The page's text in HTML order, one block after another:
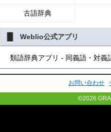
古語辞典
Weblio公式アプリ
類語辞典アプリ - 同義語・対義
お問い合わせ
©2026